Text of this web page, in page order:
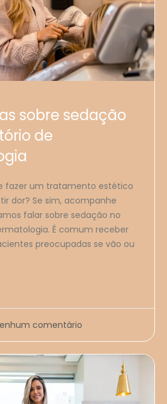
sobre sedação
de
fazer um tratamento estético
dor? Se sim, acompanhe
falar sobre sedação no
É comum receber
preocupadas se vão ou
comentário